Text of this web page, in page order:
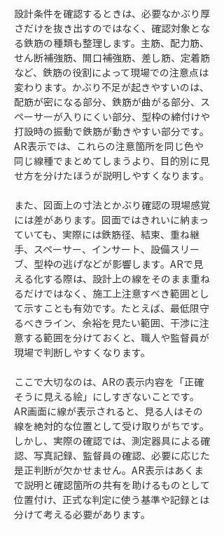
設計条件を確認するときは、必要なかぶり厚
さだけを抜き出すのではなく、確認対象とな
る鉄筋の種類も整理します。主筋、配力筋、
せん断補強筋、開口補強筋、差し筋、定着筋
など、鉄筋の役割によって現場での注意点は
変わります。かぶり不足が起きやすいのは、
配筋が密になる部分、鉄筋が曲がる部分、ス
ペーサーが入りにくい部分、型枠の締付けや
打設時の振動で鉄筋が動きやすい部分です。
AR表示では、これらの注意箇所を同じ色や
同じ線種でまとめてしまうより、目的別に見
せ方を分けたほうが説明しやすくなります。
また、図面上の寸法とかぶり確認の現場感覚
には差があります。図面ではきれいに納まっ
ていても、実際には鉄筋径、結束、重ね継
手、スペーサー、インサート、設備スリー
ブ、型枠の逃げなどが影響します。ARで見
える化する際は、設計上の線をそのまま重ね
るだけではなく、施工上注意すべき範囲とし
て示すことも有効です。たとえば、最低限守
るべきライン、余裕を見たい範囲、干渉に注
意する範囲を分けておくと、職人や監督員が
現場で判断しやすくなります。
ここで大切なのは、ARの表示内容を「正確
そうに見える絵」にしすぎないことです。
AR画面に線が表示されると、見る人はその
線を絶対的な位置として受け取りがちです。
しかし、実際の確認では、測定器具による確
認、写真記録、監督員の確認、必要に応じた
是正判断が欠かせません。AR表示はあくま
で説明と確認箇所の共有を助けるものとして
位置付け、正式な判定に使う基準や記録とは
分けて考える必要があります。